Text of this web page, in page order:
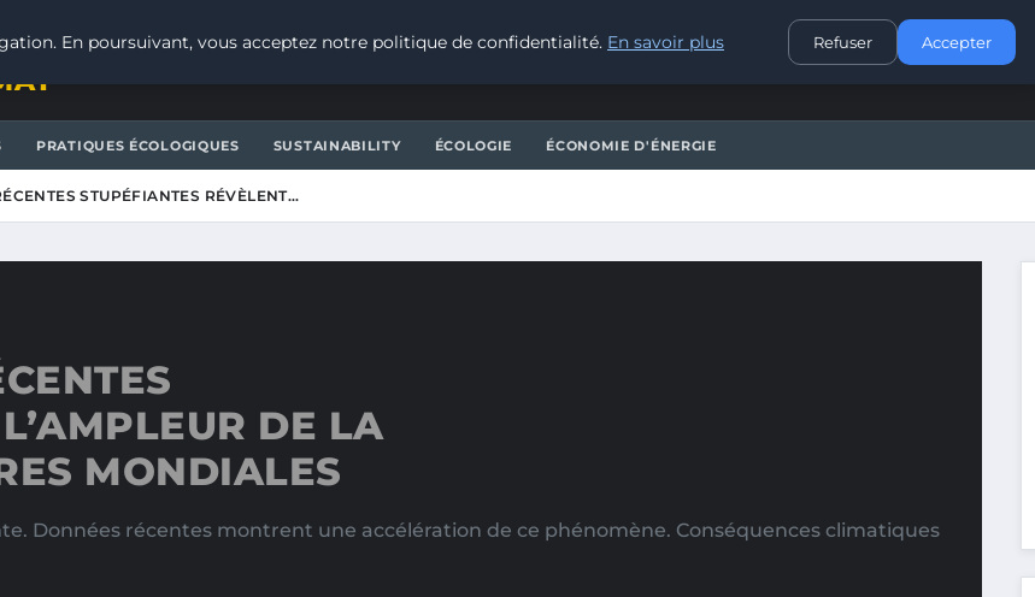
CONTACT
PRATIQUES ÉCOLOGIQUES SUSTAINABILITY ÉCOLOGIE ÉCONOMIE D'ÉNERGIE
STUPÉFIANTES RÉVÈLENT…
DE LA
MONDIALES
Données récentes montrent une accélération de ce phénomène. Conséquences climatiques
En poursuivant, vous acceptez notre politique de confidentialité. En savoir plus Refuser Accepter